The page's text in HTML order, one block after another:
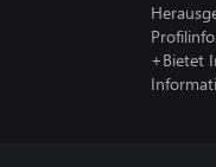
+Bietet